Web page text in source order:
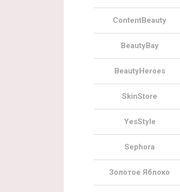
ContentBeauty
BeautyBay
BeautyHeroes
SkinStore
YesStyle
Sephora
Золотое Яблоко